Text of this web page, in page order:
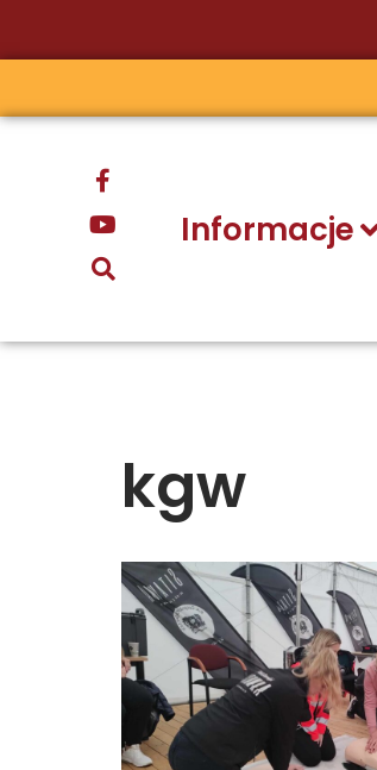
Przejdź
Informacje
kgw